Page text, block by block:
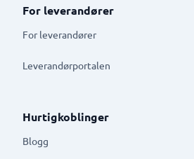
For leverandører
For leverandører
Leverandørportalen
Hurtigkoblinger
Blogg